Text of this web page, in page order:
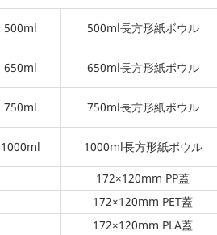
500ml 500ml長方形紙ボウル
650ml 650ml長方形紙ボウル
750ml 750ml長方形紙ボウル
1000ml 1000ml長方形紙ボウル
172×120mm PP蓋
172×120mm PET蓋
172×120mm PLA蓋